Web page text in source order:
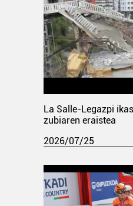
La Salle-Legazpi
zubiaren eraistea
2026/07/25